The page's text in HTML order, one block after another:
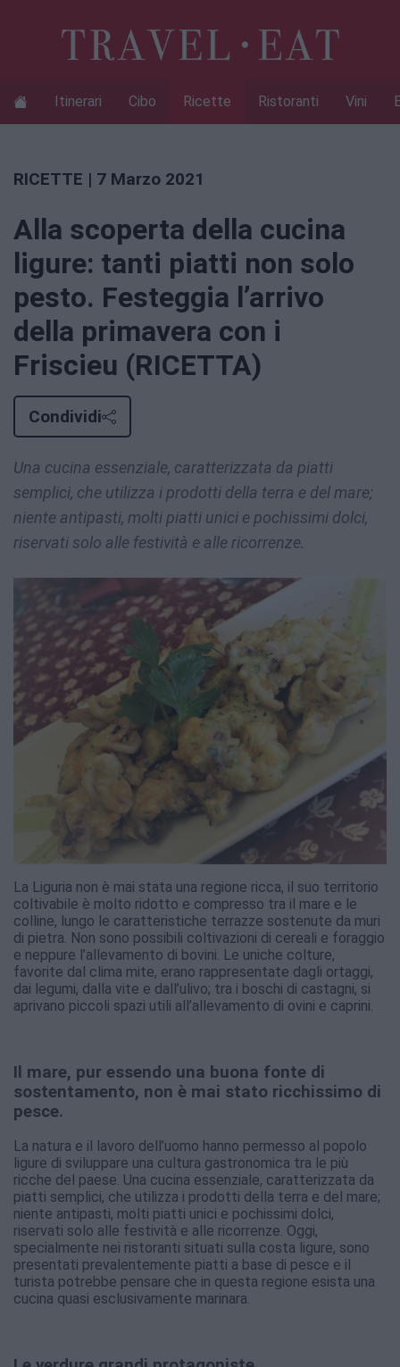
Itinerari Cibo Ricette Ristoranti Vini
RICETTE | 7 Marzo 2021
Alla scoperta della cucina
ligure: tanti piatti non solo
pesto. Festeggia l’arrivo
della primavera con i
Friscieu (RICETTA)
Condividi
Una cucina essenziale, caratterizzata da piatti
semplici, che utilizza i prodotti della terra e del mare;
niente antipasti, molti piatti unici e pochissimi dolci,
riservati solo alle festività e alle ricorrenze.
La Liguria non è mai stata una regione ricca, il suo territorio
coltivabile è molto ridotto e compresso tra il mare e le
colline, lungo le caratteristiche terrazze sostenute da muri
di pietra. Non sono possibili coltivazioni di cereali e foraggio
e neppure l’allevamento di bovini. Le uniche colture,
favorite dal clima mite, erano rappresentate dagli ortaggi,
dai legumi, dalla vite e dall’ulivo; tra i boschi di castagni, si
aprivano piccoli spazi utili all’allevamento di ovini e caprini.
Il mare, pur essendo una buona fonte di
sostentamento, non è mai stato ricchissimo di
pesce.
La natura e il lavoro dell’uomo hanno permesso al popolo
ligure di sviluppare una cultura gastronomica tra le più
ricche del paese. Una cucina essenziale, caratterizzata da
piatti semplici, che utilizza i prodotti della terra e del mare;
niente antipasti, molti piatti unici e pochissimi dolci,
riservati solo alle festività e alle ricorrenze. Oggi,
specialmente nei ristoranti situati sulla costa ligure, sono
presentati prevalentemente piatti a base di pesce e il
turista potrebbe pensare che in questa regione esista una
cucina quasi esclusivamente marinara.